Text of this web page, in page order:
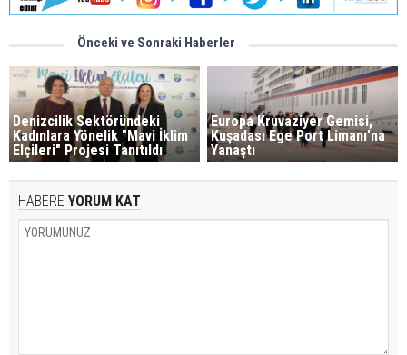
Önceki ve Sonraki Haberler
Denizcilik Sektöründeki
Kadınlara Yönelik "Mavi İklim
Elçileri" Projesi Tanıtıldı
Europa Kruvaziyer Gemisi,
Kuşadası Ege Port Limanı’na
Yanaştı
HABERE YORUM KAT